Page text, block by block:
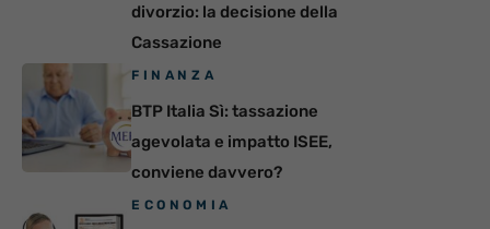
divorzio: la decisione della
Cassazione
FINANZA
BTP Italia Sì: tassazione
agevolata e impatto ISEE,
conviene davvero?
ECONOMIA